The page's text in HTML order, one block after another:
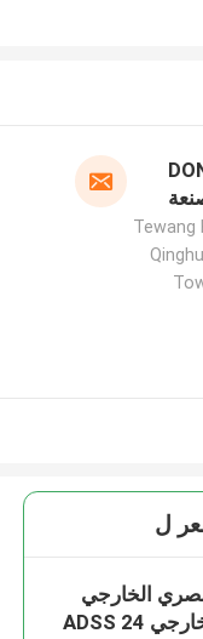
Tewang
ل
الخارجي
العازل للصوت الخارجي ADSS 24